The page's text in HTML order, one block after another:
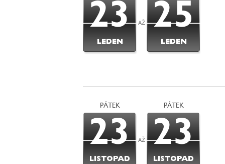
23
LEDEN
AŽ 25
LEDEN
PÁTEK
23
LISTOPAD
AŽ
PÁTEK
23
LISTOPAD